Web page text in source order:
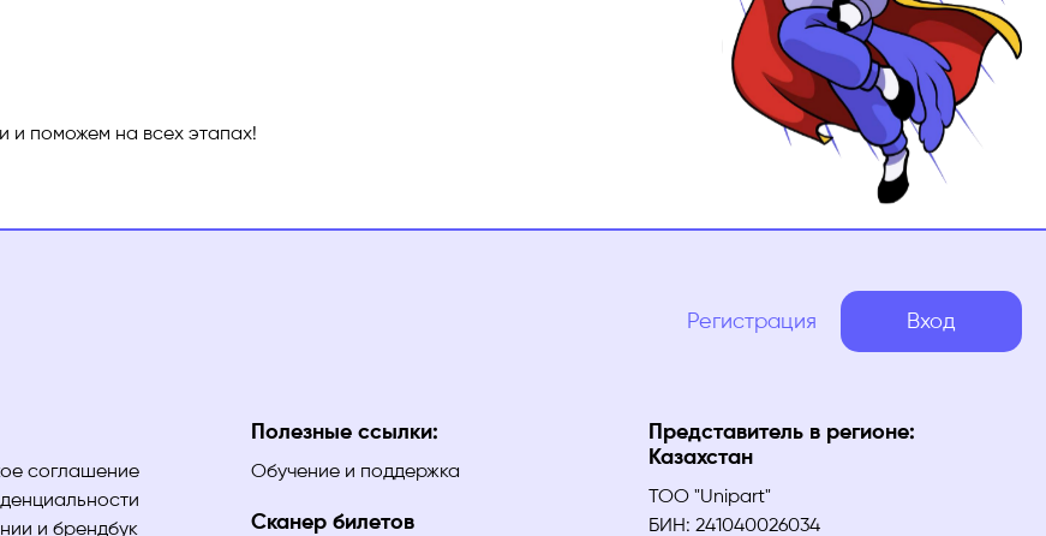
и поможем на всех этапах!
Регистрация Вход
соглашение
и брендбук
Полезные ссылки:
Обучение и поддержка
Сканер билетов
Представитель в регионе:
Казахстан
ТОО "Unipart"
БИН: 241040026034